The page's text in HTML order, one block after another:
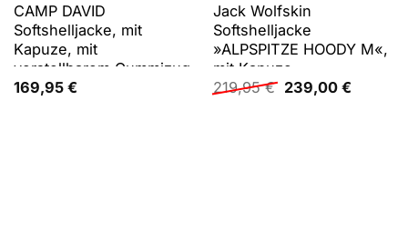
CAMP DAVID
Softshelljacke, mit
Kapuze, mit
verstellbarem Gummizug
im Saum
169,95 €
Jack Wolfskin
Softshelljacke
»ALPSPITZE HOODY M«,
mit Kapuze
219,95€ Ursprünglicher
Preis
239,00 €